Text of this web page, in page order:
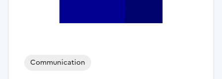
Communication